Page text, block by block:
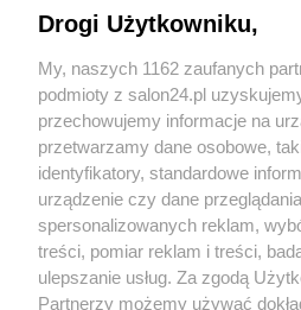
Sport
Społeczeństwo
Kultura
X Facebook
Drogi Użytkowniku,
My, naszych 1162 zaufanych
podmioty z salon24.pl
przechowujemy informacje na
przetwarzamy dane osobowe,
identyfikatory, standardowe
urządzenie czy dane
spersonalizowanych reklam,
treści, pomiar reklam i treści,
ulepszanie usług. Za zgodą
Partnerzy możemy używać